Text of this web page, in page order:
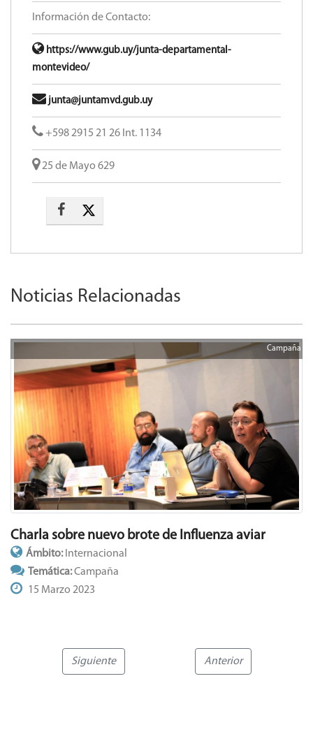
Información de Contacto:
https://www.gub.uy/junta-departamental-
montevideo/
junta@juntamvd.gub.uy
+598 2915 21 26 Int. 1134
25 de Mayo 629
Noticias Relacionadas
Campaña
Charla sobre nuevo brote de Influenza aviar
Ámbito: Internacional
Temática:Campaña
15 Marzo 2023
Siguiente Anterior